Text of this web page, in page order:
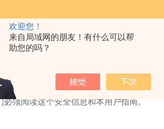
欢迎您！
来自局域网的朋友！有什么可以帮
助您的吗？
成功完成设备或系统因此，驱动器可能
注意安装和系统设计要避免正常操作或
必须阅读这个安全信息和本用户指南。